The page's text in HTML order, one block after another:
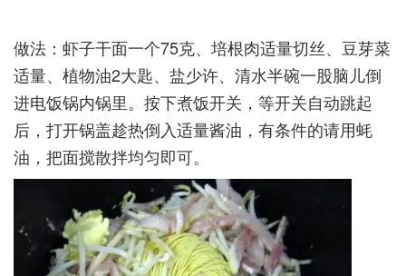
做法：虾子干面一个75克、培根肉适量切丝、豆芽菜
适量、植物油2大匙、盐少许、清水半碗一股脑儿倒
进电饭锅内锅里。按下煮饭开关，等开关自动跳起
后，打开锅盖趁热倒入适量酱油，有条件的请用蚝
油，把面搅散拌均匀即可。­